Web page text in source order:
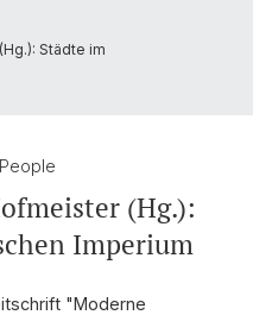
Städte im
(Hg.):
Imperium
"Moderne